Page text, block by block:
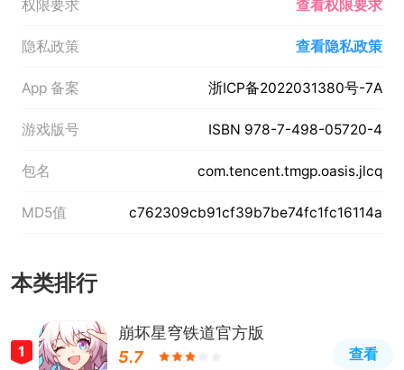
权限要求 查看权限要求
隐私政策 查看隐私政策
App 备案 浙ICP备2022031380号-7A
游戏版号 ISBN 978-7-498-05720-4
包名 com.tencent.tmgp.oasis.jlcq
MD5值 c762309cb91cf39b7be74fc1fc16114a
本类排行
1
崩坏星穹铁道官方版
5.7
查看